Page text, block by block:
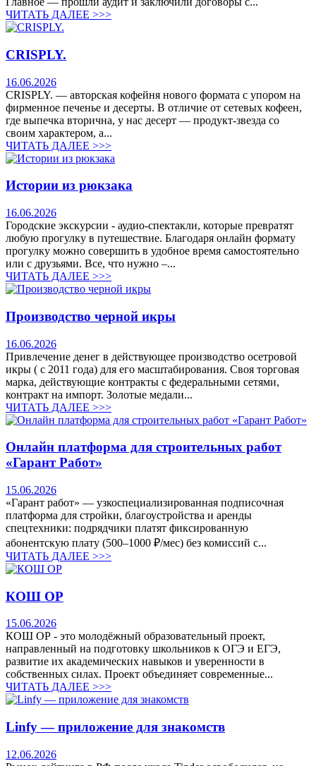
ЧИТАТЬ ДАЛЕЕ >>>
CRISPLY.
16.06.2026
CRISPLY. — авторская кофейня нового формата с упором на
фирменное печенье и десерты. В отличие от сетевых кофеен,
где выпечка вторична, у нас десерт — продукт-звезда со
своим характером, а...
ЧИТАТЬ ДАЛЕЕ >>>
Истории из рюкзака
16.06.2026
Городские экскурсии - аудио-спектакли, которые превратят
любую прогулку в путешествие. Благодаря онлайн формату
прогулку можно совершить в удобное время самостоятельно
или с друзьями. Все, что нужно –...
ЧИТАТЬ ДАЛЕЕ >>>
Производство черной икры
16.06.2026
Привлечение денег в действующее производство осетровой
икры ( с 2011 года) для его масштабирования. Своя торговая
марка, действующие контракты с федеральными сетями,
контракт на импорт. Золотые медали...
ЧИТАТЬ ДАЛЕЕ >>>
Онлайн платформа для строительных работ
«Гарант Работ»
15.06.2026
«Гарант работ» — узкоспециализированная подписочная
платформа для стройки, благоустройства и аренды
спецтехники: подрядчики платят фиксированную
абонентскую плату (500–1000 ₽/мес) без комиссий с...
ЧИТАТЬ ДАЛЕЕ >>>
КОШ ОР
15.06.2026
КОШ ОР - это молодёжный образовательный проект,
направленный на подготовку школьников к ОГЭ и ЕГЭ,
развитие их академических навыков и уверенности в
собственных силах. Проект объединяет современные...
ЧИТАТЬ ДАЛЕЕ >>>
Linfy — приложение для знакомств
12.06.2026